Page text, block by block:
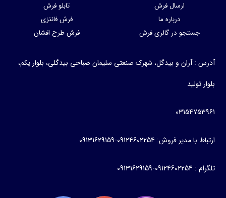
ارسال فرش
درباره ما
جستجو در گالری فرش
تابلو فرش
فرش فانتزی
فرش طرح افشان
آدرس : آران و بیدگل، شهرک صنعتی سلیمان صباحی بیدگلی، بلوار یکم،
بلوار تولید
03154753961
ارتباط با مدیر فروش: 09124602254-09131629159
تلگرام : 09124602254-09131629159